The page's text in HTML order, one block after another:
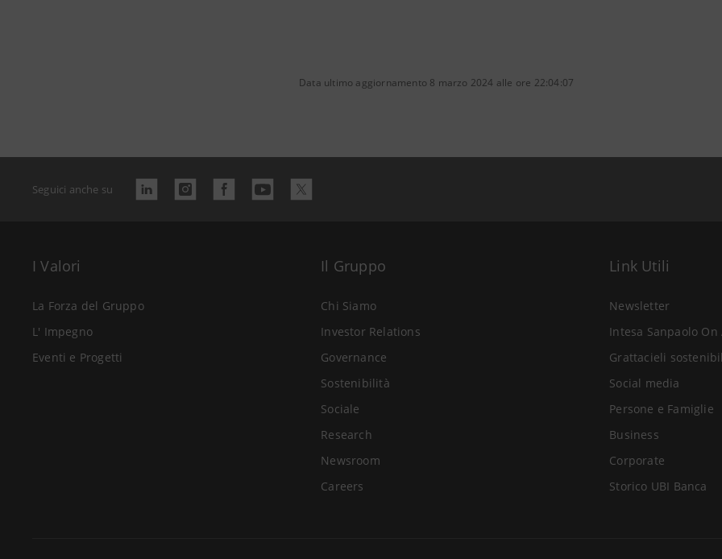
Data ultimo aggiornamento 8 marzo 2024 alle ore 22:04:07
Seguici anche su
I Valori
La Forza del Gruppo
L' Impegno
Eventi e Progetti
Il Gruppo
Chi Siamo
Investor Relations
Governance
Sostenibilità
Sociale
Research
Newsroom
Careers
Link Utili
Newsletter
Intesa Sanpaolo On
Grattacieli
Social media
Persone e Famiglie
Business
Corporate
Storico UBI Banca